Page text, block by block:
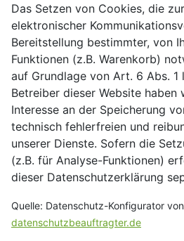
Das Setzen von Cookies, die
elektronischer
Bereitstellung bestimmter, von
Funktionen (z.B. Warenkorb)
auf Grundlage von Art. 6 Abs. 1
Betreiber dieser Website
Interesse an der Speicherung
technisch fehlerfreien und
unserer Dienste. Sofern die
(z.B. für Analyse-Funktionen)
dieser Datenschutzerklärung
Quelle: Datenschutz-Konfigurator von
datenschutzbeauftragter.de